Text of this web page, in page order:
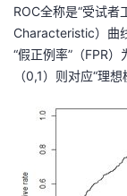
ROC全称是“受试
Characteristic）曲
“假正例率”（FPR
（0,1）则对应“理